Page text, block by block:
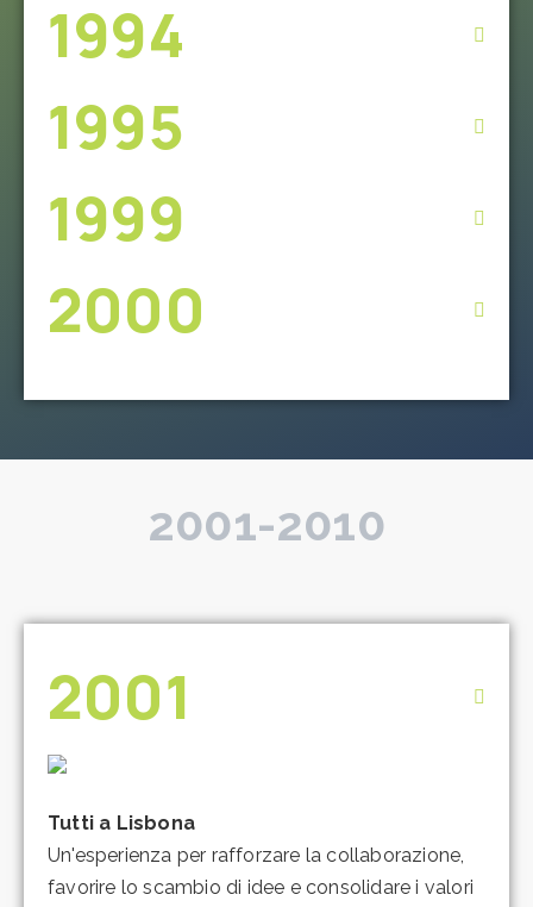
1994
1995
1999
2000
2001-2010
2001
Tutti a Lisbona
Un'esperienza per rafforzare la collaborazione,
favorire lo scambio di idee e consolidare i valori